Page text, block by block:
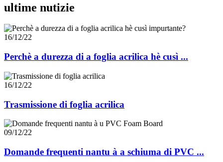
ultime nutizie
16/12/22
Perchè a durezza di a foglia acrilica hè cusì ...
16/12/22
Trasmissione di foglia acrilica
09/12/22
Domande frequenti nantu à a schiuma di PVC ...